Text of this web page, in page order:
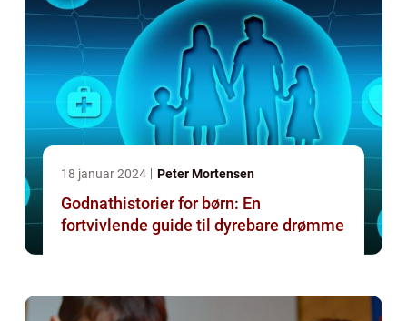
18 januar 2024 Peter Mortensen
Godnathistorier for børn: En
fortvivlende guide til dyrebare drømme